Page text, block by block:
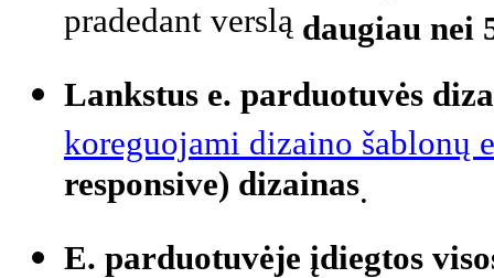
pradedant verslą daugiau nei
Lankstus e. parduotuvės
koreguojami dizaino šablonų
responsive) dizainas.
E. parduotuvėje įdiegtos